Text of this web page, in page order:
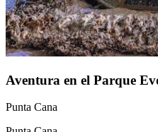
Aventura en el Parque
Punta Cana